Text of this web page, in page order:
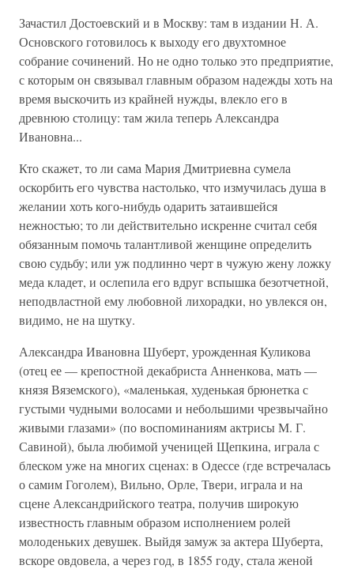
Зачастил Достоевский и в Москву: там в издании Н. А.
Основского готовилось к выходу его двухтомное
собрание сочинений. Но не одно только это предприятие,
с которым он связывал главным образом надежды хоть на
время выскочить из крайней нужды, влекло его в
древнюю столицу: там жила теперь Александра
Ивановна...
Кто скажет, то ли сама Мария Дмитриевна сумела
оскорбить его чувства настолько, что измучилась душа в
желании хоть кого-нибудь одарить затаившейся
нежностью; то ли действительно искренне считал себя
обязанным помочь талантливой женщине определить
свою судьбу; или уж подлинно черт в чужую жену ложку
меда кладет, и ослепила его вдруг вспышка безотчетной,
неподвластной ему любовной лихорадки, но увлекся он,
видимо, не на шутку.
Александра Ивановна Шуберт, урожденная Куликова
(отец ее — крепостной декабриста Анненкова, мать —
князя Вяземского), «маленькая, худенькая брюнетка с
густыми чудными волосами и небольшими чрезвычайно
живыми глазами» (по воспоминаниям актрисы М. Г.
Савиной), была любимой ученицей Щепкина, играла с
блеском уже на многих сценах: в Одессе (где встречалась
о самим Гоголем), Вильно, Орле, Твери, играла и на
сцене Александрийского театра, получив широкую
известность главным образом исполнением ролей
молоденьких девушек. Выйдя замуж за актера Шуберта,
вскоре овдовела, а через год, в 1855 году, стала женой